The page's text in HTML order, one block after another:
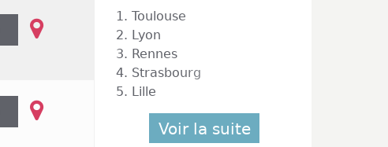
1. Toulouse
2. Lyon
3. Rennes
4. Strasbourg
5. Lille
Voir la suite